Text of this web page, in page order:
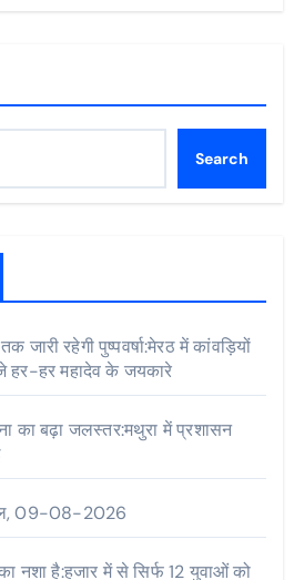
Search
जारी रहेगी पुष्पवर्षा:मेरठ में कांवड़ियों
हर-हर महादेव के जयकारे
का बढ़ा जलस्तर:मथुरा में प्रशासन
09-08-2026
नशा है:हजार में से सिर्फ 12 युवाओं को